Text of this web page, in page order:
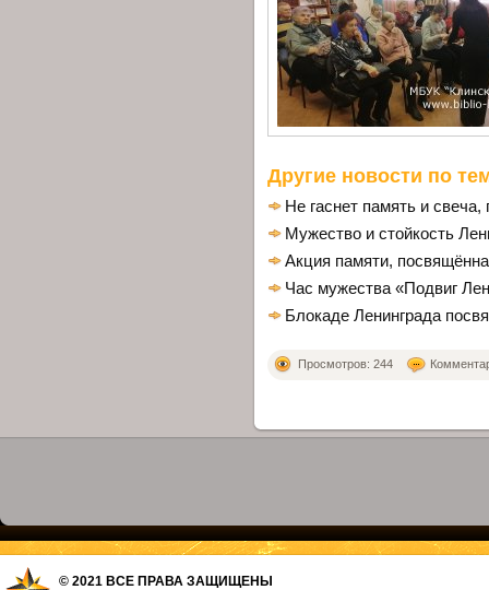
Другие новости по
Не гаснет память и
Мужество и стойкость
Акция памяти,
Час мужества «Подвиг
Блокаде Ленинграда
Просмотров: 244
© 2021 ВСЕ ПРАВА ЗАЩИЩЕНЫ